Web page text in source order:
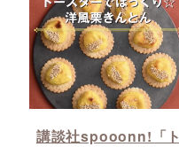
講談社spooonn!「ト